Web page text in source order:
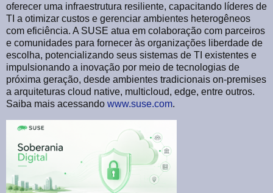
oferecer uma infraestrutura resiliente, capacitando líderes de
TI a otimizar custos e gerenciar ambientes heterogêneos
com eficiência. A SUSE atua em colaboração com parceiros
e comunidades para fornecer às organizações liberdade de
escolha, potencializando seus sistemas de TI existentes e
impulsionando a inovação por meio de tecnologias de
próxima geração, desde ambientes tradicionais on-premises
a arquiteturas cloud native, multicloud, edge, entre outros.
Saiba mais acessando www.suse.com.